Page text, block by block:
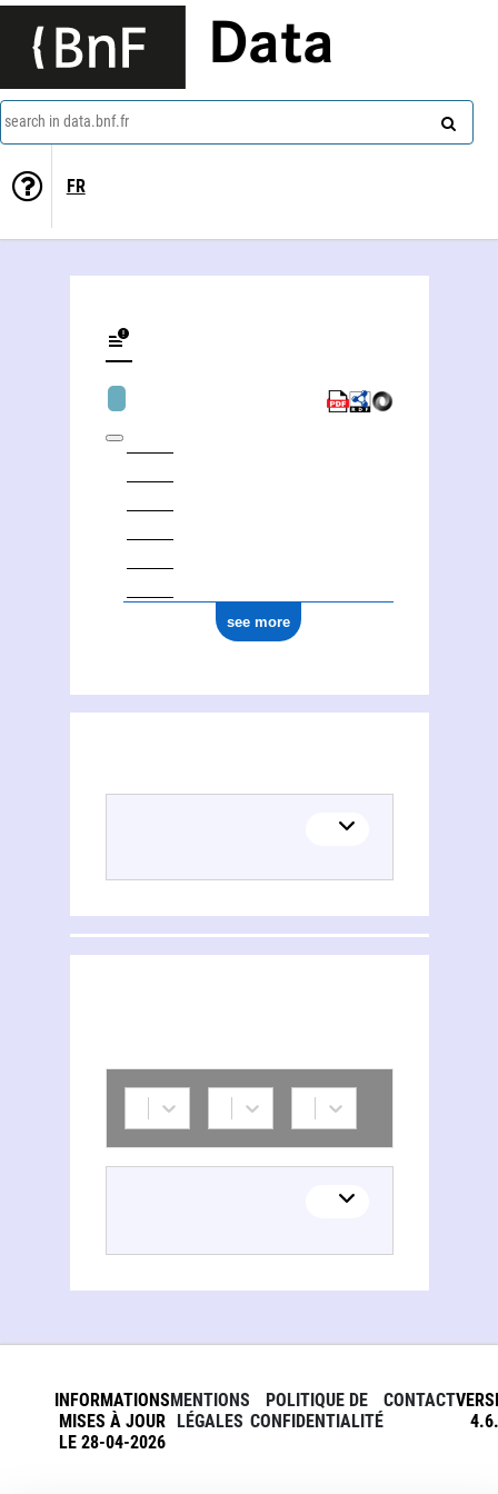
Data
search in data.bnf.fr
FR
see more
INFORMATIONS
MISES À JOUR
LE 28-04-2026
MENTIONS
LÉGALES
POLITIQUE DE
CONFIDENTIALITÉ
CONTACT